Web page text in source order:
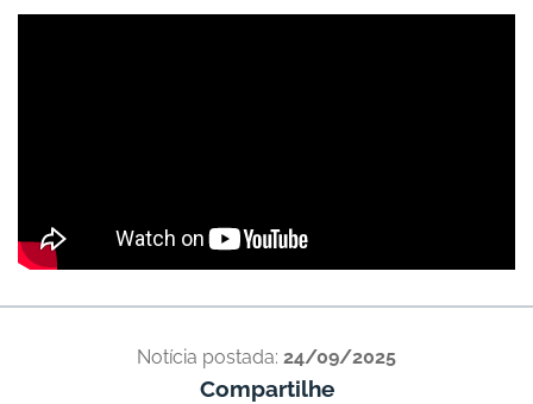
Notícia postada: 24/09/2025
Compartilhe